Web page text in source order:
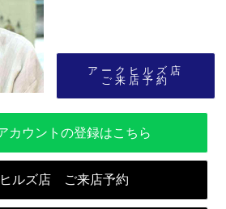
アークヒルズ店
ご来店予約
カウントの登録はこちら
ルズ店 ご来店予約